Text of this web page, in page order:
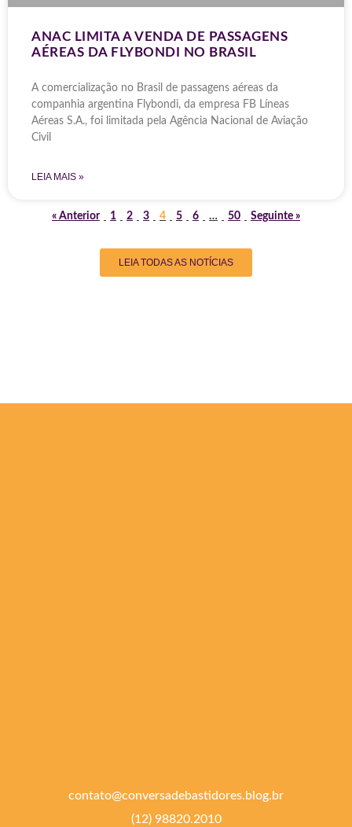
ANAC LIMITA A VENDA DE PASSAGENS
AÉREAS DA FLYBONDI NO BRASIL
A comercialização no Brasil de passagens aéreas da
companhia argentina Flybondi, da empresa FB Líneas
Aéreas S.A., foi limitada pela Agência Nacional de Aviação
Civil
LEIA MAIS »
« Anterior 1 2 3 4 5 6 … 50 Seguinte »
LEIA TODAS AS NOTÍCIAS
contato@conversadebastidores.blog.br
(12) 98820.2010